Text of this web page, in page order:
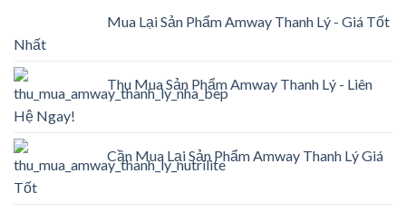
Mua Lại Sản Phẩm Amway Thanh Lý - Giá Tốt
Nhất
Thu Mua Sản Phẩm Amway Thanh Lý - Liên
Hệ Ngay!
Cần Mua Lại Sản Phẩm Amway Thanh Lý Giá
Tốt